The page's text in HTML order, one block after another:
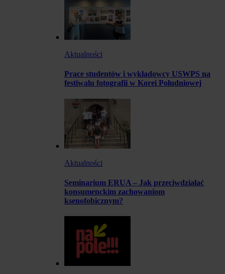
Aktualności
Prace studentów i wykładowcy USWPS na
festiwalu fotografii w Korei Południowej
Aktualności
Seminarium ERUA – Jak przeciwdziałać
konsumenckim zachowaniom
ksenofobicznym?